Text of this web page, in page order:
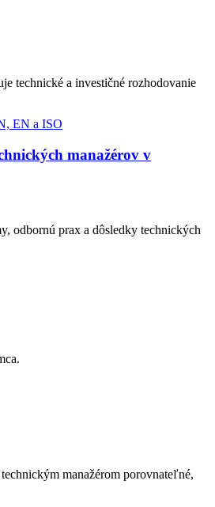
technické a investičné rozhodovanie
manažérov v
odbornú prax a dôsledky technických
manažérom porovnateľné,